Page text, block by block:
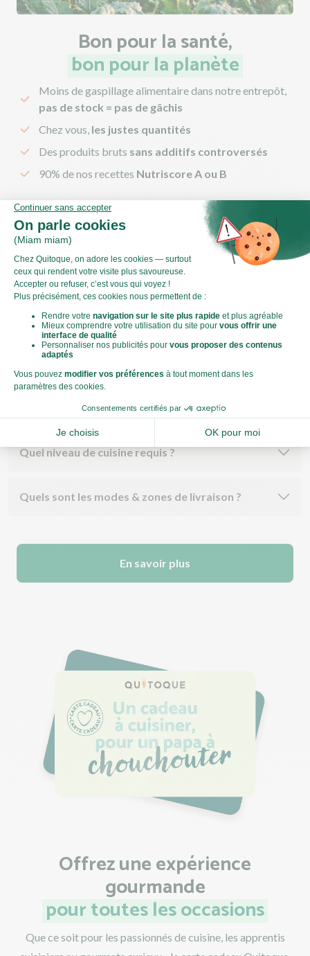
Bon pour la santé,
bon pour la planète
Moins de gaspillage alimentaire dans notre entrepôt,
pas de stock = pas de gâchis
Chez vous, les justes quantités
Des produits bruts sans additifs controversés
90% de nos recettes Nutriscore A ou B
Découvrir nos engagements
Les questionsles plus
fréquemment posées
Comment fonctionne l'abonnement ?
Quels types de produits ?
Quel niveau de cuisine requis ?
Quels sont les modes & zones de livraison ?
En savoir plus
Offrez une expérience
gourmande
pour toutes les occasions
Que ce soit pour les passionnés de cuisine, les apprentis